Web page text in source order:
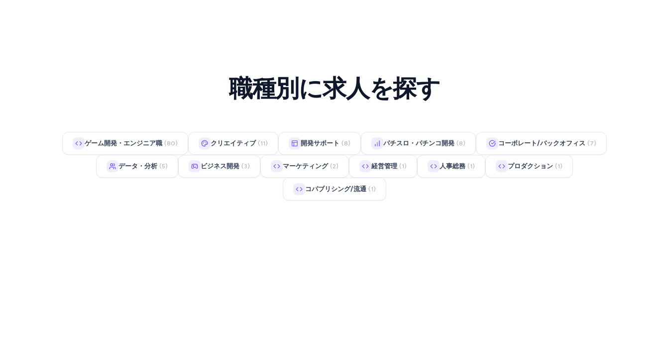
職種別に求人を探す
ゲーム開発・エンジニア職 (80) クリエイティブ (11) 開発サポート (8) パチスロ・パチンコ開発 (8) コーポレート/バックオフィス (7)
データ・分析 (5) ビジネス開発 (3) マーケティング (2) 経営管理 (1) 人事総務 (1) プロダクション (1)
コパブリシング/流通 (1)